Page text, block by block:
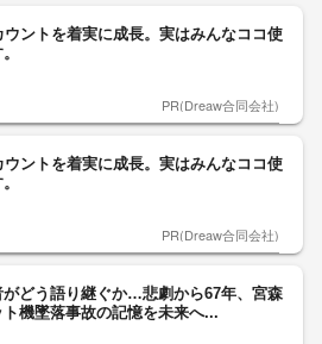
ウントを着実に成長。実はみんなココ使
PR(Dreaw合同会社)
ウントを着実に成長。実はみんなココ使
PR(Dreaw合同会社)
がどう語り継ぐか…悲劇から67年、宮森
機墜落事故の記憶を未来へ...